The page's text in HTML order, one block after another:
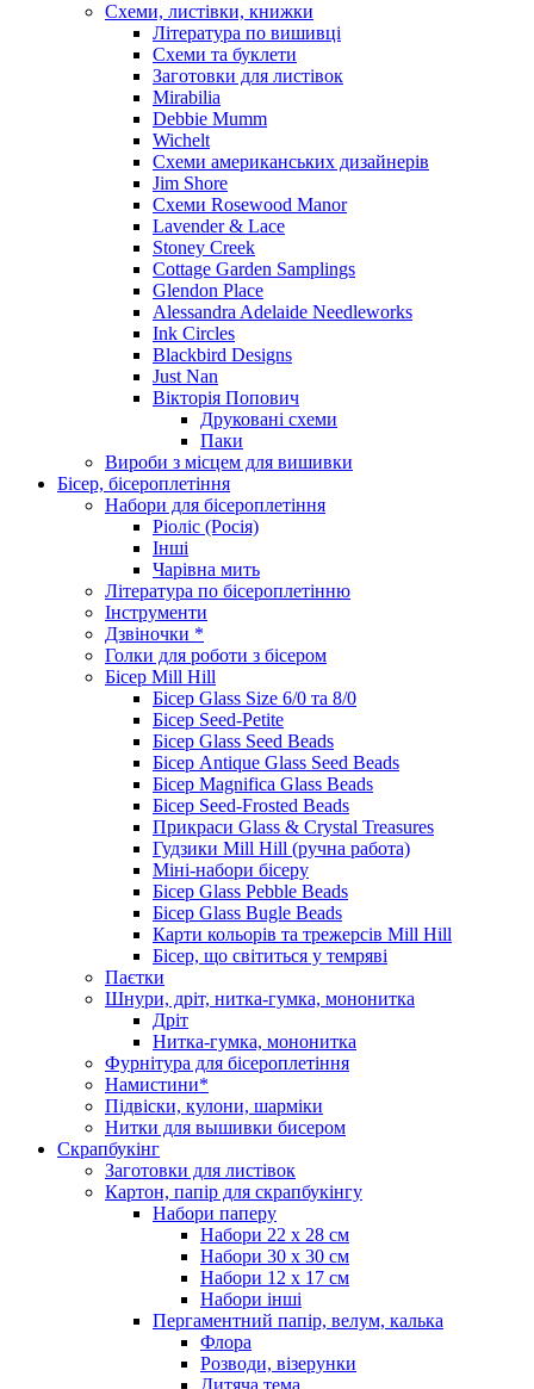
Схеми, листівки, книжки
Література по вишивці
Схеми та буклети
Заготовки для листівок
Mirabilia
Debbie Mumm
Wichelt
Схеми американських дизайнерів
Jim Shore
Cхеми Rosewood Manor
Lavender & Lace
Stoney Creek
Cottage Garden Samplings
Glendon Place
Alessandra Adelaide Needleworks
Ink Circles
Blackbird Designs
Just Nan
Вікторія Попович
Друковані схеми
Паки
Вироби з місцем для вишивки
Бісер, бісероплетіння
Набори для бісероплетіння
Ріоліс (Росія)
Інші
Чарівна мить
Література по бісероплетінню
Інструменти
Дзвіночки *
Голки для роботи з бісером
Бісер Mill Hill
Бісер Glass Size 6/0 та 8/0
Бісер Seed-Petite
Бісер Glass Seed Beads
Бісер Antique Glass Seed Beads
Бісер Magnifica Glass Beads
Бісер Seed-Frosted Beads
Прикраси Glass & Crystal Treasures
Гудзики Mill Hill (ручна работа)
Міні-набори бісеру
Бісер Glass Pebble Beads
Бісер Glass Bugle Beads
Карти кольорів та трежерсів Mill Hill
Бісер, що світиться у темряві
Паєтки
Шнури, дріт, нитка-гумка, мононитка
Дріт
Нитка-гумка, мононитка
Фурнітура для бісероплетіння
Намистини*
Підвіски, кулони, шарміки
Нитки для вышивки бисером
Скрапбукінг
Заготовки для листівок
Картон, папір для скрапбукінгу
Набори паперу
Набори 22 х 28 см
Набори 30 х 30 см
Набори 12 х 17 см
Набори інші
Пергаментний папір, велум, калька
Флора
Розводи, візерунки
Дитяча тема